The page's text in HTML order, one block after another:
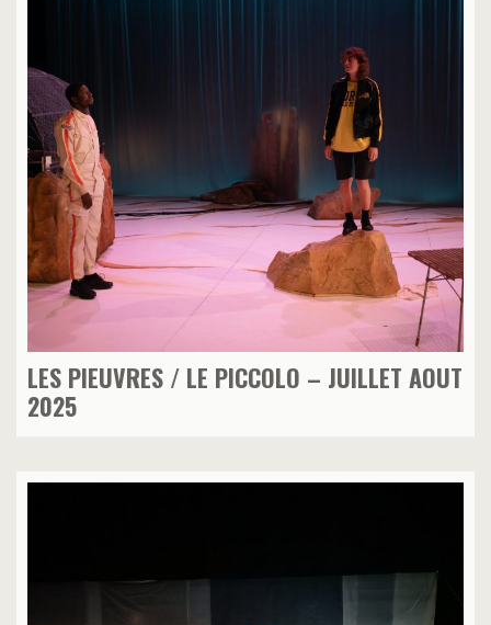
LES PIEUVRES / LE PICCOLO – JUILLET AOUT
2025